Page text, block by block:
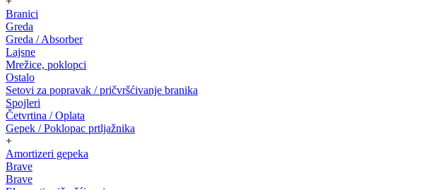
Branici
Greda
Greda / Absorber
Lajsne
Mrežice, poklopci
Ostalo
Setovi za popravak / pričvršćivanje branika
Spojleri
Četvrtina / Oplata
Gepek / Poklopac prtljažnika
+
Amortizeri gepeka
Brave
Brave